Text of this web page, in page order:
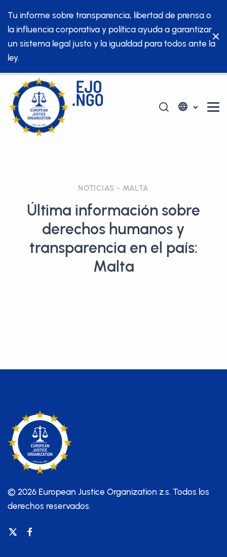
Tu informe sobre transparencia, libertad de prensa o
la influencia corporativa y política ayuda a garantizar
un sistema legal justo y la igualdad para todos ante la
ley.
NOTICIAS - MALTA
Última información sobre
derechos humanos y
transparencia en el país:
Malta
© 2026 European Justice Organization z.s. Todos los
derechos reservados.